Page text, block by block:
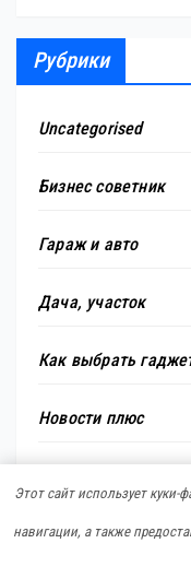
Рубрики
Uncategorised
Бизнес советник
Гараж и авто
Дача, участок
Как выбрать
Новости плюс
Строим дом сами
Этот сайт использует
навигации, а также